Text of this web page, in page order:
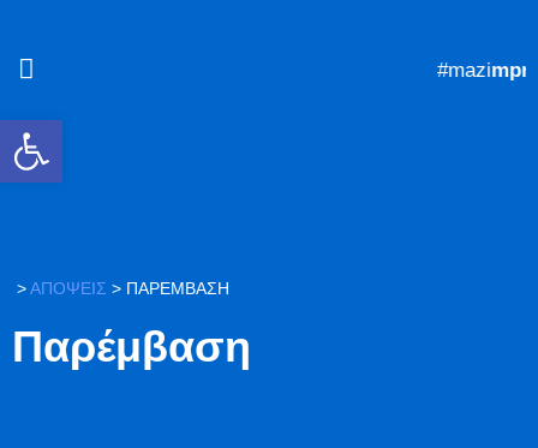
Ανοίξτε τη γραμμή εργαλείων
#mazi
>ΑΠΟΨΕΙΣ > ΠΑΡΈΜΒΑΣΗ
Παρέμβαση